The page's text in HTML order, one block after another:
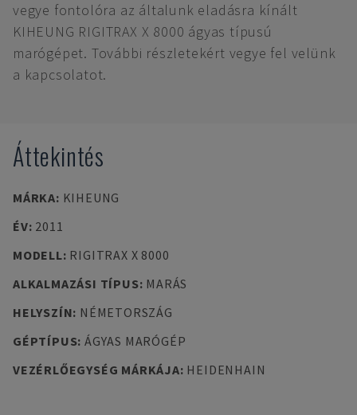
vegye fontolóra az általunk eladásra kínált
KIHEUNG RIGITRAX X 8000 ágyas típusú
marógépet. További részletekért vegye fel velünk
a kapcsolatot.
Áttekintés
MÁRKA: KIHEUNG
ÉV: 2011
MODELL: RIGITRAX X 8000
ALKALMAZÁSI TÍPUS: MARÁS
HELYSZÍN: NÉMETORSZÁG
GÉPTÍPUS: ÁGYAS MARÓGÉP
VEZÉRLŐEGYSÉG MÁRKÁJA: HEIDENHAIN